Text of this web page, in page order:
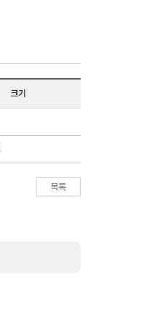
크기
목록